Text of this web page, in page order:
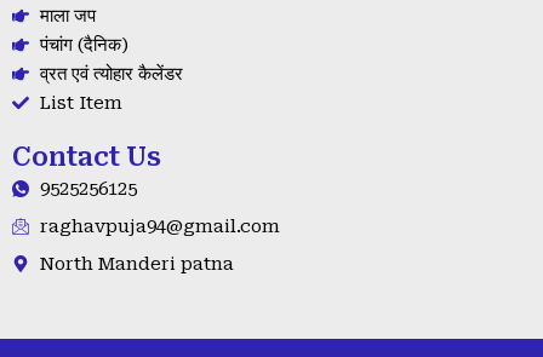
माला जप
पंचांग (दैनिक)
व्रत एवं त्योहार कैलेंडर
List Item
Contact Us
9525256125
raghavpuja94@gmail.com
North Manderi patna